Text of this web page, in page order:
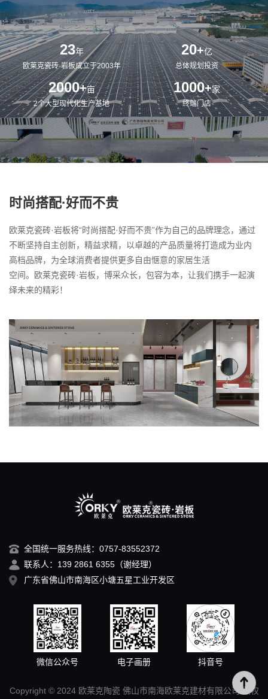
23年
欧莱克瓷砖·岩板成立于2003年
20+亿
总体规划投资
2000+亩
2个大型现代化生产基地
1000+家
终端门店
时尚搭配·好而不贵
欧莱克瓷砖·岩板将“时尚搭配·好而不贵”作为自己的品牌理念，通过
不断坚持自主创新，精益求精，以卓越的产品质量将打造成为业内
高档品牌，为全球消费者提供更多自由惬意的家居生活
空间。欧莱克瓷砖·岩板，博采众长，包容为本，让我们携手一起演
绎未来的精彩！
全国统一服务热线：0757-83552372
联系人：139 2861 6355（谢经理）
广东省佛山市南海区小塘五星工业开发区
微信公众号 电子画册 抖音号
Copyright © 2024 欧莱克陶瓷 佛山市南海欧莱克建材有限公司 版权